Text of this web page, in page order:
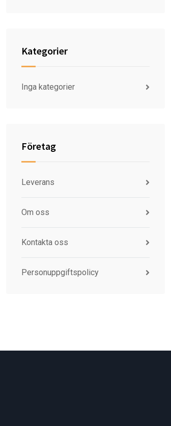
Kategorier
Inga kategorier
Företag
Leverans
Om oss
Kontakta oss
Personuppgiftspolicy